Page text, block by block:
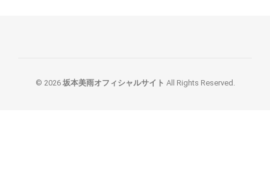
© 2026 坂本美雨オフィシャルサイト All Rights Reserved.